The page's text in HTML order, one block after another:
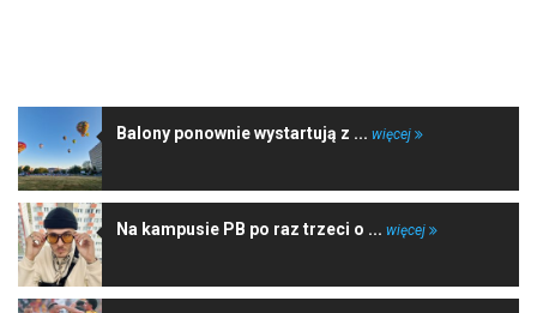
Balony ponownie wystartują z ... więcej
Na kampusie PB po raz trzeci o ... więcej